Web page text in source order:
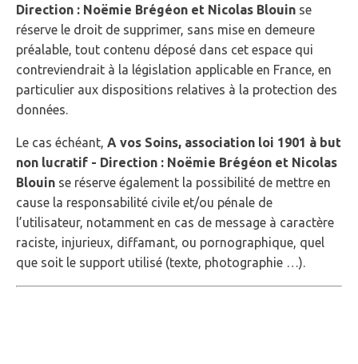
Direction : Noëmie Brégéon et Nicolas Blouin se
réserve le droit de supprimer, sans mise en demeure
préalable, tout contenu déposé dans cet espace qui
contreviendrait à la législation applicable en France, en
particulier aux dispositions relatives à la protection des
données.
Le cas échéant, A vos Soins, association loi 1901 à but
non lucratif - Direction : Noëmie Brégéon et Nicolas
Blouin se réserve également la possibilité de mettre en
cause la responsabilité civile et/ou pénale de
l’utilisateur, notamment en cas de message à caractère
raciste, injurieux, diffamant, ou pornographique, quel
que soit le support utilisé (texte, photographie …).